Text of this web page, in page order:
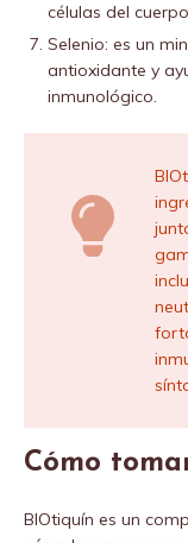
células del
Selenio: es un
antioxidante y
inmunológico.
Cómo
BIOtiquín es un